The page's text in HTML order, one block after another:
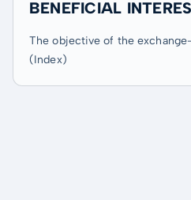
BENEFICIAL
The objective of the
(Index)